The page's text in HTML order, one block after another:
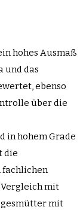
hohes Ausmaß
und das
ebenso
über die
in hohem Grade
die
fachlichen
mit
mit